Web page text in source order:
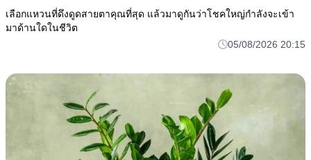
เลือกแหวนที่ดึงดูดสายตาคุณที่สุด แล้วมาดูกันว่าโชคใหญ่กำลังจะเข้า
มาด้านใดในชีวิต
05/08/2026 20:15